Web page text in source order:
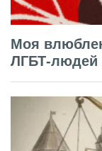
Моя
ЛГБТ-людей